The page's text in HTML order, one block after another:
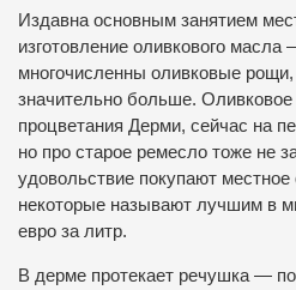
Издавна основным занятием
изготовление оливкового масла
многочисленны оливковые
значительно больше.
процветания Дерми, сейчас на
но про старое ремесло тоже не
удовольствие покупают
некоторые называют лучшим в
евро за литр.
В дерме протекает речушка —